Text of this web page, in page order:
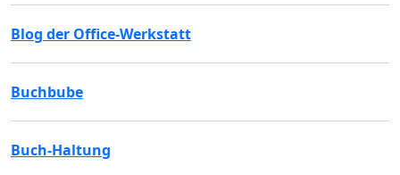
Blog der Office-Werkstatt
Buchbube
Buch-Haltung